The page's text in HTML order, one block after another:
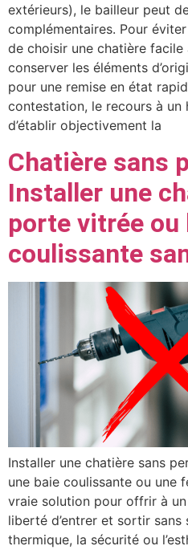
extérieurs), le bailleur peut
complémentaires. Pour
de choisir une chatière
conserver les éléments
pour une remise en état
contestation, le recours à un
d’établir objectivement la
Chatière sans
Installer une
porte vitrée ou
coulissante
Installer une chatière sans
une baie coulissante ou une
vraie solution pour offrir à
liberté d’entrer et sortir sans
thermique, la sécurité ou